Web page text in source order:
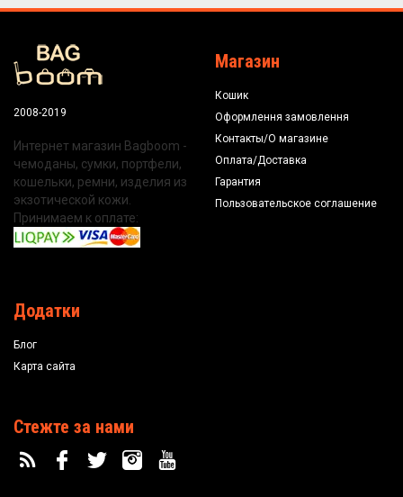
2008-2019
Интернет магазин Bagboom -
чемоданы, сумки, портфели,
кошельки, ремни, изделия из
экзотической кожи.
Принимаем к оплате:
Магазин
Кошик
Оформлення замовлення
Контакты/О магазине
Оплата/Доставка
Гарантия
Пользовательское соглашение
Додатки
Блог
Карта сайта
Стежте за нами